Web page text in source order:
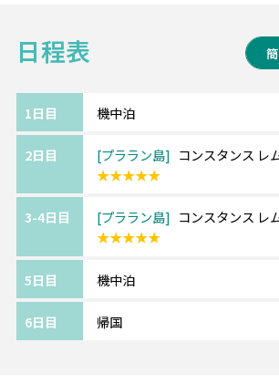
ザインのプールなど、贅
グレード：★★★★★
（約1時間）+車で約5分
日程表
1日目 機中泊
2日目 プララン島
コンスタンス レ
★★★★★
3-4日目 プララン島
コンスタンス レ
★★★★★
5日目 機中泊
6日目 帰国